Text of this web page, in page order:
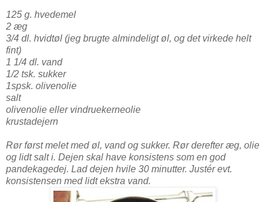
125 g. hvedemel
2 æg
3/4 dl. hvidtøl (jeg brugte almindeligt øl, og det virkede helt
fint)
1 1/4 dl. vand
1/2 tsk. sukker
1spsk. olivenolie
salt
olivenolie eller vindruekerneolie
krustadejern
Rør først melet med øl, vand og sukker. Rør derefter æg, olie
og lidt salt i. Dejen skal have konsistens som en god
pandekagedej. Lad dejen hvile 30 minutter. Justér evt.
konsistensen med lidt ekstra vand.